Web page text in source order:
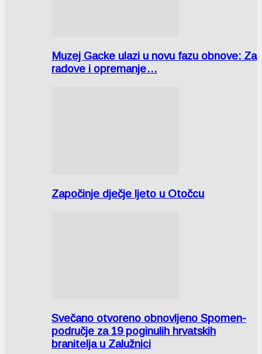
Muzej Gacke ulazi u novu fazu obnove: Za
radove i opremanje…
Započinje dječje ljeto u Otočcu
Svečano otvoreno obnovljeno Spomen-
područje za 19 poginulih hrvatskih
branitelja u Zalužnici